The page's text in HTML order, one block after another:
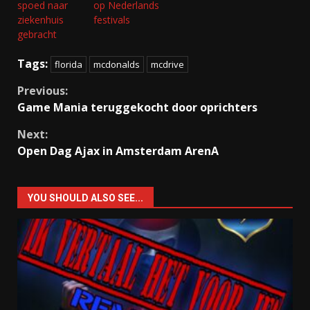
spoed naar
ziekenhuis
gebracht
op Nederlands
festivals
Tags: florida mcdonalds mcdrive
Continue
Previous:
Game Mania teruggekocht door oprichters
Next:
Open Dag Ajax in Amsterdam ArenA
YOU SHOULD ALSO SEE...